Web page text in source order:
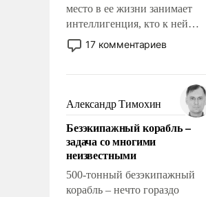
место в ее жизни занимает
интеллигенция, кто к ней
принадлежит, а кого из нее
исключили с правом
чем она отличается от просто
образованных людей. Иногда
казалось, что эти вопросы
решены раз и навсегда, но –
нет, не решены.
17 комментариев
Александр Тимохин
Безэкипажный корабль –
задача со многими
неизвестными
500-тонный безэкипажный
корабль – нечто гораздо